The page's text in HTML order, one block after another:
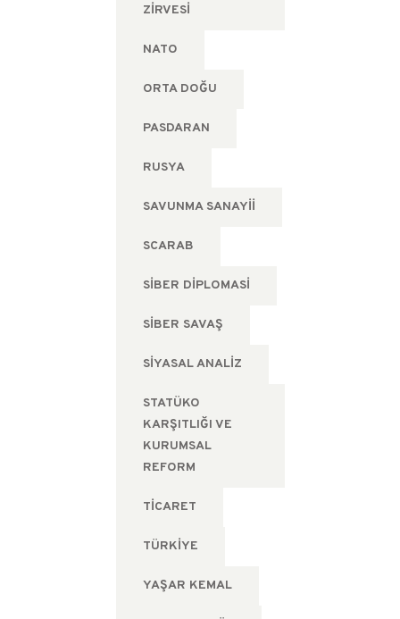
ZIRVESI
NATO
ORTA DOĞU
PASDARAN
RUSYA
SAVUNMA SANAYII
SCARAB
SIBER DIPLOMASI
SIBER SAVAŞ
SIYASAL ANALIZ
STATÜKO
KARŞITLIĞI VE
KURUMSAL
REFORM
TICARET
TÜRKIYE
YAŞAR KEMAL